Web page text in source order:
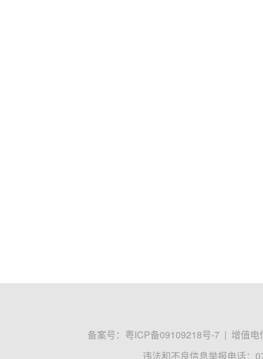
备案号： 粤ICP备09109218号-7 | 增值电
违法和不良信息举报电话：